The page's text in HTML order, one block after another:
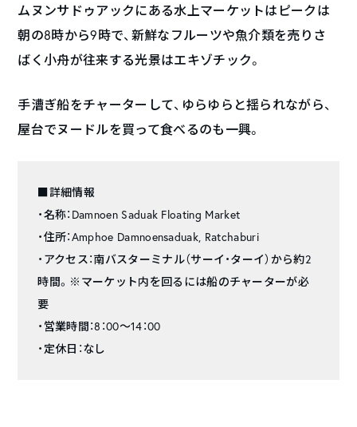
ムヌンサドゥアックにある水上マーケットはピークは
朝の8時から9時で、新鮮なフルーツや魚介類を売りさ
ばく小舟が往来する光景はエキゾチック。
手漕ぎ船をチャーターして、ゆらゆらと揺られながら、
屋台でヌードルを買って食べるのも一興。
■詳細情報
・名称：Damnoen Saduak Floating Market
・住所：Amphoe Damnoensaduak, Ratchaburi
・アクセス：南バスターミナル（サーイ・ターイ）から約2
時間。※マーケット内を回るには船のチャーターが必
要
・営業時間：8：00〜14：00
・定休日：なし